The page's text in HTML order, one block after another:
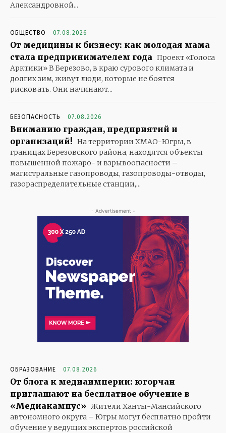
Александровной...
ОБЩЕСТВО 07.08.2026
От медицины к бизнесу: как молодая мама
стала предпринимателем года Проект «Голоса
Арктики» В Березово, в краю сурового климата и
долгих зим, живут люди, которые не боятся
рисковать. Они начинают...
БЕЗОПАСНОСТЬ 07.08.2026
Вниманию граждан, предприятий и
организаций! На территории ХМАО-Югры, в
границах Березовского района, находятся объекты
повышенной пожаро- и взрывоопасности –
магистральные газопроводы, газопроводы-отводы,
газораспределительные станции,...
- Advertisement -
ОБРАЗОВАНИЕ 07.08.2026
От блога к медиаимперии: югорчан
приглашают на бесплатное обучение в
«Медиакампус» Жители Ханты-Мансийского
автономного округа – Югры могут бесплатно пройти
обучение у ведущих экспертов российской